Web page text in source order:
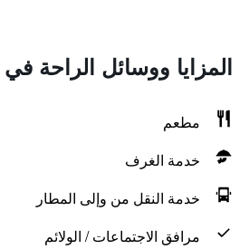
المزايا ووسائل الراحة
مطعم
خدمة الغرف
خدمة النقل من وإلى المطار
مرافق الاجتماعات / الولائم